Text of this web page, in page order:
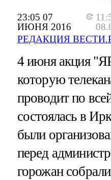
23:05 07
ИЮНЯ 2016
РЕДАКЦИЯ
4 июня акция
которую
проводит по
состоялась в
были
перед
горожан